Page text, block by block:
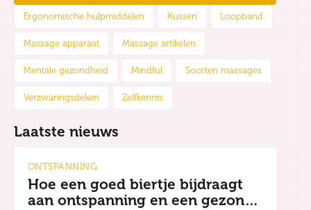
Ergonomische hulpmiddelen Kussen Loopband
Massage apparaat Massage artikelen
Mentale gezondheid Mindful Soorten massages
Verzwaringsdeken Zelfkennis
Laatste nieuws
ONTSPANNING
Hoe een goed biertje bijdraagt
aan ontspanning en een gezonde